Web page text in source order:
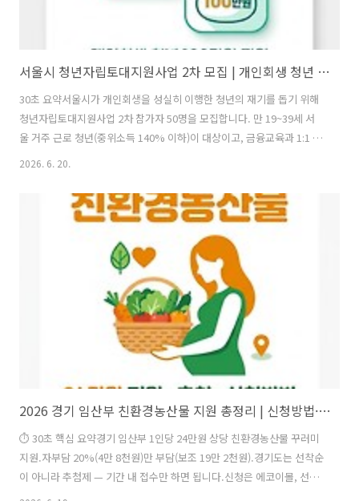
서울시 청년자립토대지원사업 2차 모집 | 개인회생 청년 100만원 신청방법
30초 요약서울시가 개인회생을 성실히 이행한 청년의 재기를 돕기 위해
청년자립토대지원사업 2차 참가자 50명을 모집합니다. 만 19~39세 서
울 거주 근로 청년(중위소득 140% 이하)이 대상이고, 금융교육과 1:1 재
무상담을 모두 이수하면 자립토대지원금 100만 원을 받아요. 신청은 7월
한 청년이 다시 경제적으로 자립할 수 있도록 돕는 사업이에요. 단순히
돈만 주는 게 아니라 금융교육과 맞춤형 재무 상담을 함께 제공해, 다시
빚의 굴레에 빠지지 않도록 돕는 게 핵심입니다. 대상 조건과 신청 방법
을 정리했습니다.지원 대상 · 자격구분내용거주신청일 기준 주민등록상
서울시 거주연령만 19~39세 (1986.1.1.~2007.12.31. 출..
2026. 6. 20.
2026 경기 임산부 친환경농산물 지원 총정리 | 신청방법·추첨·금액 (에코이몰)
⏱ 30초 핵심 요약경기 임산부 1인당 24만원 상당 친환경농산물 꾸러미
지원.자부담 20%(4만 8천원)만 부담(보조 19만 2천원).경기도는 선착순
이 아니라 추첨제 — 기간 내 접수만 하면 됩니다.신청은 에코이몰, 선정
후 주문은 마켓경기 에코몰.1. 경기 임산부 친환경농산물 지원이란?임산